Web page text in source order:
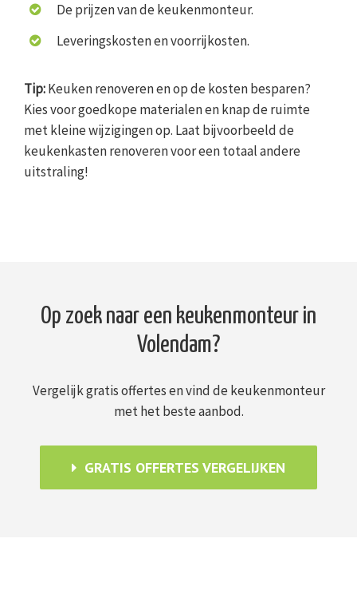
De prijzen van de keukenmonteur.
Leveringskosten en voorrijkosten.
Tip:Keuken renoveren en op de kosten besparen?
Kies voor goedkope materialen en knap de ruimte
met kleine wijzigingen op. Laat bijvoorbeeld de
keukenkasten renoveren voor een totaal andere
uitstraling!
Op zoek naar een keukenmonteur in
Volendam?
Vergelijk gratis offertes en vind de keukenmonteur
met het beste aanbod.
GRATIS OFFERTES VERGELIJKEN